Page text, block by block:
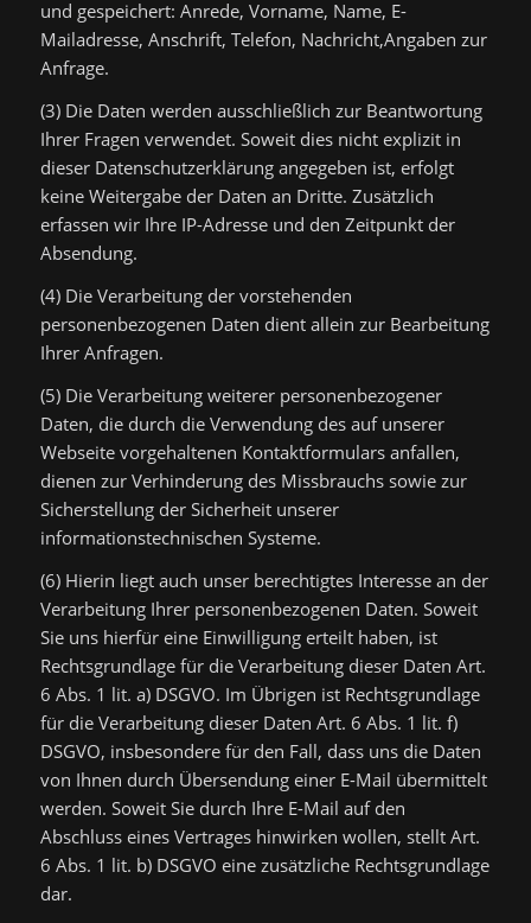
und gespeichert: Anrede, Vorname, Name, E-
Mailadresse, Anschrift, Telefon, Nachricht,Angaben zur
Anfrage.
(3) Die Daten werden ausschließlich zur Beantwortung
Ihrer Fragen verwendet. Soweit dies nicht explizit in
dieser Datenschutzerklärung angegeben ist, erfolgt
keine Weitergabe der Daten an Dritte. Zusätzlich
erfassen wir Ihre IP-Adresse und den Zeitpunkt der
Absendung.
(4) Die Verarbeitung der vorstehenden
personenbezogenen Daten dient allein zur Bearbeitung
Ihrer Anfragen.
(5) Die Verarbeitung weiterer personenbezogener
Daten, die durch die Verwendung des auf unserer
Webseite vorgehaltenen Kontaktformulars anfallen,
dienen zur Verhinderung des Missbrauchs sowie zur
Sicherstellung der Sicherheit unserer
informationstechnischen Systeme.
(6) Hierin liegt auch unser berechtigtes Interesse an der
Verarbeitung Ihrer personenbezogenen Daten. Soweit
Sie uns hierfür eine Einwilligung erteilt haben, ist
Rechtsgrundlage für die Verarbeitung dieser Daten Art.
6 Abs. 1 lit. a) DSGVO. Im Übrigen ist Rechtsgrundlage
für die Verarbeitung dieser Daten Art. 6 Abs. 1 lit. f)
DSGVO, insbesondere für den Fall, dass uns die Daten
von Ihnen durch Übersendung einer E-Mail übermittelt
werden. Soweit Sie durch Ihre E-Mail auf den
Abschluss eines Vertrages hinwirken wollen, stellt Art.
6 Abs. 1 lit. b) DSGVO eine zusätzliche Rechtsgrundlage
dar.